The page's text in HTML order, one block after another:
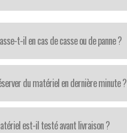
t-il en cas de casse ou de panne ?
du matériel en dernière minute ?
est-il testé avant livraison ?